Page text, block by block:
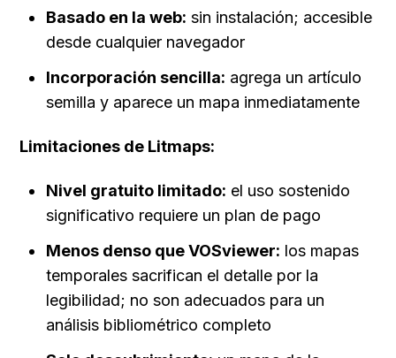
Basado en la web: sin instalación; accesible
desde cualquier navegador
Incorporación sencilla: agrega un artículo
semilla y aparece un mapa inmediatamente
Limitaciones de Litmaps:
Nivel gratuito limitado: el uso sostenido
significativo requiere un plan de pago
Menos denso que VOSviewer: los mapas
temporales sacrifican el detalle por la
legibilidad; no son adecuados para un
análisis bibliométrico completo